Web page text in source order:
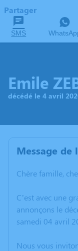
Partager
SMS
Emile
décédé le 4 avril
Message de
Chère famille,
C’est avec une
annonçons le
samedi 04 avril
Nous vous